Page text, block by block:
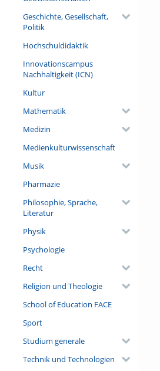
Geschichte, Gesellschaft,
Politik
Hochschuldidaktik
Innovationscampus
Nachhaltigkeit (ICN)
Kultur
Mathematik
Medizin
Medienkulturwissenschaft
Musik
Pharmazie
Philosophie, Sprache,
Literatur
Physik
Psychologie
Recht
Religion und Theologie
School of Education FACE
Sport
Studium generale
Technik und Technologien